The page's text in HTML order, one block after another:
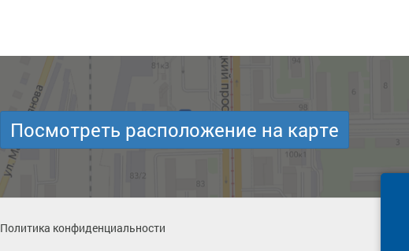
Посмотреть расположение на карте
Политика конфиденциальности